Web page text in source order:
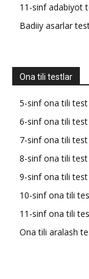
11-sinf adabiyot
Badiiy asarlar
Ona tili testlar
5-sinf ona tili test
6-sinf ona tili test
7-sinf ona tili test
8-sinf ona tili test
9-sinf ona tili test
10-sinf ona tili
11-sinf ona tili
Ona tili aralash